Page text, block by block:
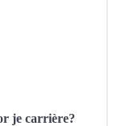
je carrière?